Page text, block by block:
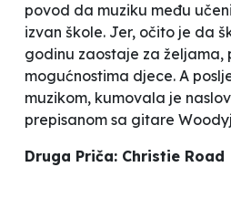
povod da muziku među
izvan škole. Jer, očito je da
godinu zaostaje za željama,
mogućnostima djece. A
muzikom, kumovala je
prepisanom sa gitare
Druga Priča: Christie Road